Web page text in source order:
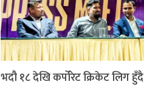
भदौ १८ देखि कर्पोरेट क्रिकेट लिग हुँदै